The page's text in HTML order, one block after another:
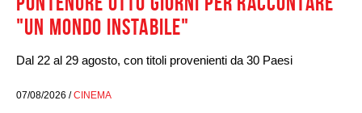
"UN MONDO INSTABILE"
Dal 22 al 29 agosto, con titoli provenienti da 30 Paesi
07/08/2026 /CINEMA